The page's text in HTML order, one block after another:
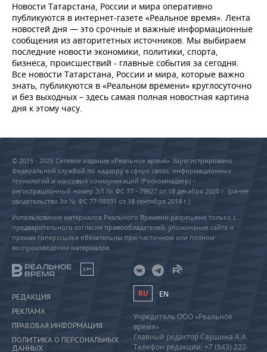
Новости Татарстана, России и мира оперативно
публикуются в интернет-газете «Реальное время». Лента
новостей дня — это срочные и важные информационные
сообщения из авторитетных источников. Мы выбираем
последние новости экономики, политики, спорта,
бизнеса, происшествий - главные события за сегодня.
Все новости Татарстана, России и мира, которые важно
знать, публикуются в «Реальном времени» круглосуточно
и без выходных – здесь самая полная новостная картина
дня к этому часу.
© 2015 - 2026 Сетевое издание «Реальное время» Зарегистрировано
Федеральной службой по надзору в сфере связи, информационных
технологий и массовых коммуникаций (Роскомнадзор) –
регистрационный номер ЭЛ № ФС 77 - 79627 от 18 декабря 2020 г. (ранее
свидетельство Эл № ФС 77-59331 от 18 сентября 2014 г.)
Использование материалов Реального Времени разрешено только с
предварительного согласия правообладателей, упоминание сайта и
прямая гиперссылка обязательны при частичном или полном
воспроизведении материалов.
18+
РЕДАКЦИЯ
РЕКЛАМА
ПРАВОВАЯ ИНФОРМАЦИЯ
ПОЛИТИКА О ПЕРСОНАЛЬНЫХ
ДАННЫХ
RU EN
Учредитель ООО «Реальное
время»
Главный редактор Саушина А.А.
Телефон редакции: +7 (843) 222-